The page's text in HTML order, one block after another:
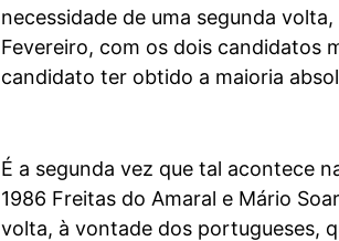
necessidade de uma segunda
Fevereiro, com os dois candidatos
candidato ter obtido a maioria
É a segunda vez que tal acontece
1986 Freitas do Amaral e Mário
volta, à vontade dos portugueses,